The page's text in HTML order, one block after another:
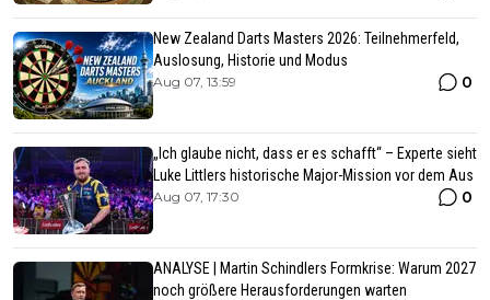
New Zealand Darts Masters 2026: Teilnehmerfeld,
Auslosung, Historie und Modus
Aug 07, 13:59 0
„Ich glaube nicht, dass er es schafft“ – Experte sieht
Luke Littlers historische Major-Mission vor dem Aus
Aug 07, 17:30 0
ANALYSE | Martin Schindlers Formkrise: Warum 2027
noch größere Herausforderungen warten